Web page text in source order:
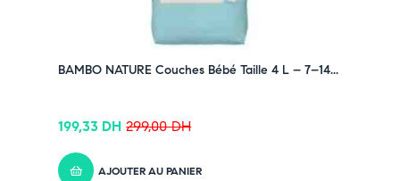
BAMBO NATURE Couches Bébé Taille 4 L – 7–14...
299,00DH
199,33 DH
AJOUTER AU PANIER